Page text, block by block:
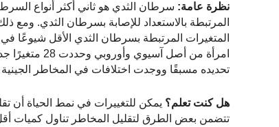
نظرة عامة: سرطان الثدي هو ثاني أكثر أنواع
المرتبطة بالاستعداد للإصابة بسرطان الثدي.
تحديده مسبقًا ووجدت اختلافات في المخاطر
هل كنت تعلم؟ يمكن للتغييرات في نمط الحياة أن
تتضمن بعض الطرق لتقليل المخاطر تناول كميات